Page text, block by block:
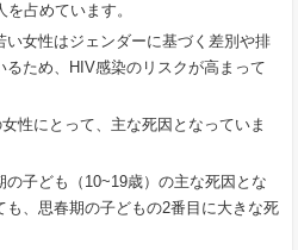
占めています。
女性はジェンダーに基づく差別や排
るため、HIV感染のリスクが高まって
性にとって、主な死因となっていま
子ども（10~19歳）の主な死因とな
も、思春期の子どもの2番目に大きな死